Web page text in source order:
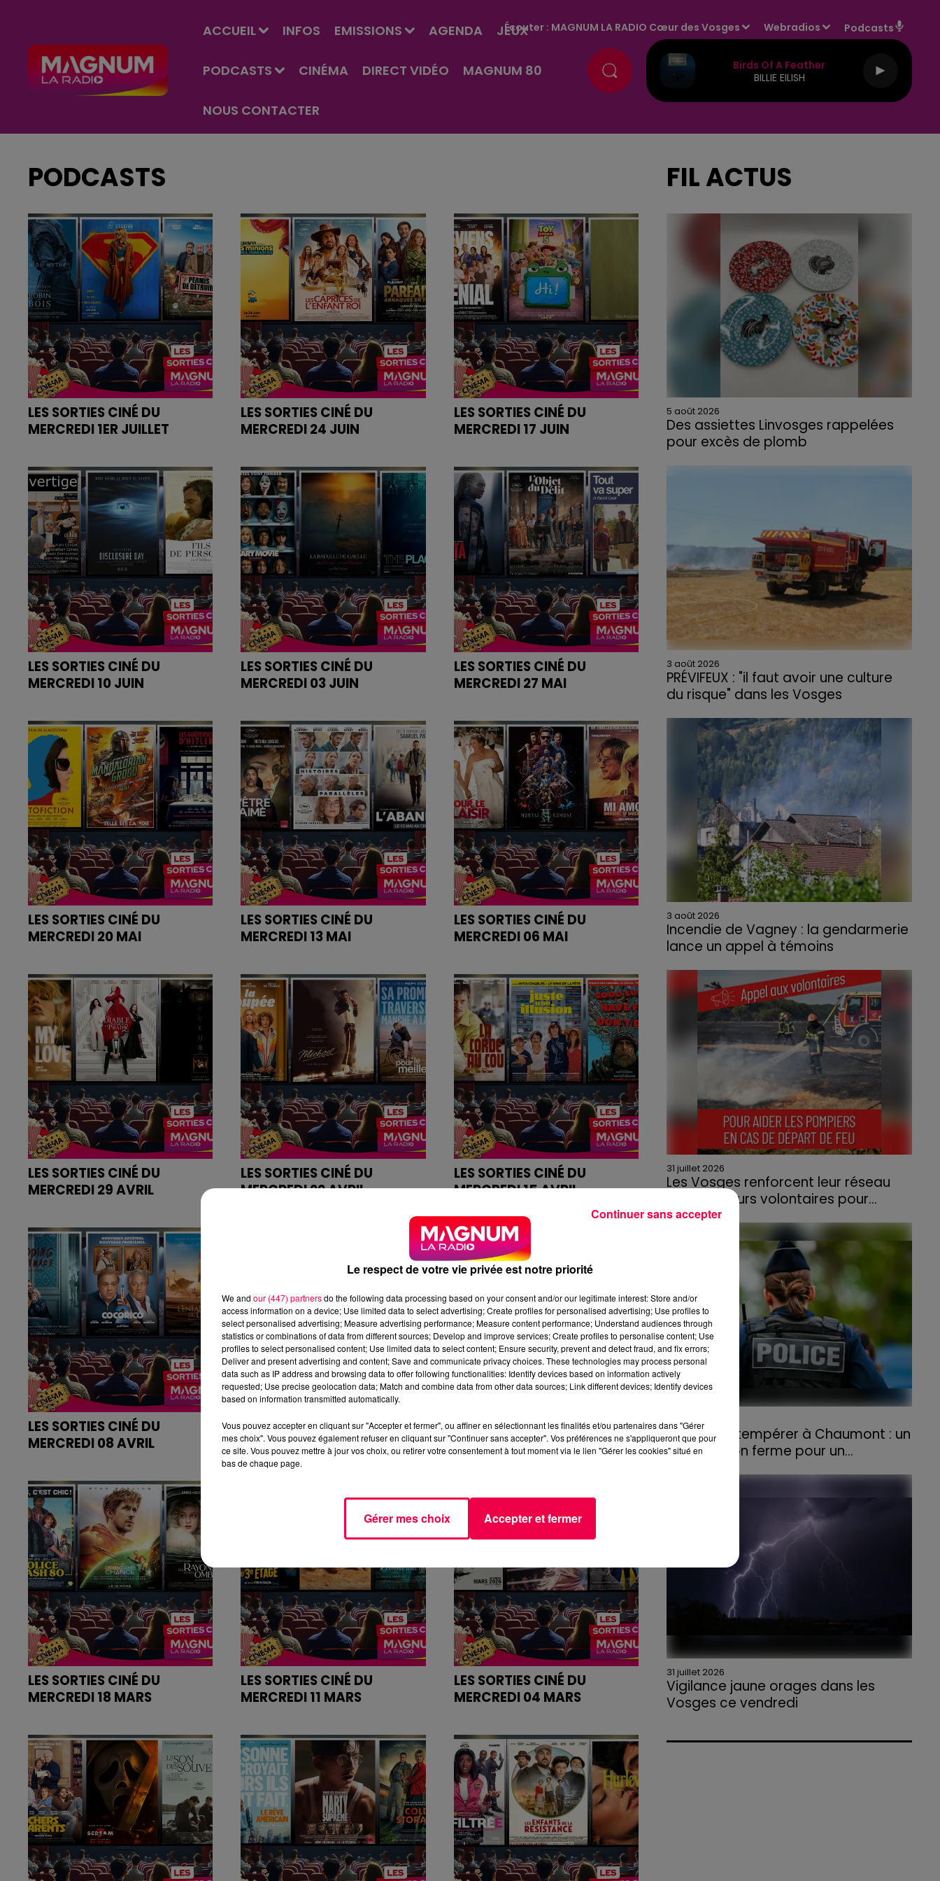
ACCUEIL INFOS EMISSIONS AGENDA JEUX
PODCASTS CINÉMA DIRECT VIDÉO MAGNUM 80
NOUS CONTACTER
Écouter : MAGNUM LA RADIO Cœur des Vosges Webradios Podcasts
Birds Of A Feather
BILLIE EILISH
PODCASTS
LES SORTIES CINÉ DU
MERCREDI 1ER JUILLET
des films sur
magnumlaradio.com
LES SORTIES CINÉ DU
MERCREDI 24 JUIN
des films sur
magnumlaradio.com
LES SORTIES CINÉ DU
MERCREDI 17 JUIN
des films sur
magnumlaradio.com
LES SORTIES CINÉ DU
MERCREDI 10 JUIN
des films sur
magnumlaradio.com
LES SORTIES CINÉ DU
MERCREDI 03 JUIN
des films sur
magnumlaradio.com
LES SORTIES CINÉ DU
MERCREDI 27 MAI
des films sur
magnumlaradio.com
LES SORTIES CINÉ DU
MERCREDI 20 MAI
des films sur
magnumlaradio.com
LES SORTIES CINÉ DU
MERCREDI 13 MAI
des films sur
magnumlaradio.com
LES SORTIES CINÉ DU
MERCREDI 06 MAI
des films sur
magnumlaradio.com
LES SORTIES CINÉ DU
MERCREDI 29 AVRIL
des films sur
magnumlaradio.com
LES SORTIES CINÉ DU
MERCREDI 22 AVRIL
LES SORTIES CINÉ DU
MERCREDI 15 AVRIL
Retrouvez les bandes annonces
des films sur
magnumlaradio.com
LES SORTIES CINÉ DU
MERCREDI 08 AVRIL
des films sur
magnumlaradio.com
LES SORTIES CINÉ DU
MERCREDI 1ER AVRIL
Retrouvez les bandes annonces
magnumlaradio.com
LES SORTIES CINÉ DU
MERCREDI 25 MARS
magnumlaradio.com
LES SORTIES CINÉ DU
MERCREDI 18 MARS
des films sur
magnumlaradio.com
LES SORTIES CINÉ DU
MERCREDI 11 MARS
des films sur
magnumlaradio.com
LES SORTIES CINÉ DU
MERCREDI 04 MARS
des films sur
magnumlaradio.com
FIL ACTUS
5 août 2026
Des assiettes Linvosges rappelées
pour excès de plomb
3 août 2026
PRÉVIFEUX : "il faut avoir une culture
du risque" dans les Vosges
3 août 2026
Incendie de Vagney : la gendarmerie
lance un appel à témoins
31 juillet 2026
Les Vosges renforcent leur réseau
d'agriculteurs volontaires pour...
31 juillet 2026
Refus d'obtempérer à Chaumont : un
an de prison ferme pour un...
31 juillet 2026
Vigilance jaune orages dans les
Vosges ce vendredi
Le respect de votre vie privée est notre priorité
We and our (447) partnersdo the following data processing based on your consent and/or our legitimate interest: Store and/or
access information on a device; Use limited data to select advertising; Create profiles for personalised advertising; Use profiles to
select personalised advertising; Measure advertising performance; Measure content performance; Understand audiences through
statistics or combinations of data from different sources; Develop and improve services; Create profiles to personalise content; Use
profiles to select personalised content; Use limited data to select content; Ensure security, prevent and detect fraud, and fix errors;
Deliver and present advertising and content; Save and communicate privacy choices. These technologies may process personal
data such as IP address and browsing data to offer following functionalities: Identify devices based on information actively
requested; Use precise geolocation data; Match and combine data from other data sources; Link different devices; Identify devices
based on information transmitted automatically.
Vous pouvez accepter en cliquant sur "Accepter et fermer", ou affiner en sélectionnant les finalités et/ou partenaires dans "Gérer
mes choix". Vous pouvez également refuser en cliquant sur "Continuer sans accepter". Vos préférences ne s'appliqueront que pour
ce site. Vous pouvez mettre à jour vos choix, ou retirer votre consentement à tout moment via le lien "Gérer les cookies" situé en
bas de chaque page.
Gérer mes choix Accepter et fermer
Continuer sans accepter